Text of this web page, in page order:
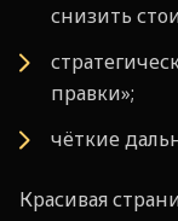
снизить
правки»;
чёткие
Красивая